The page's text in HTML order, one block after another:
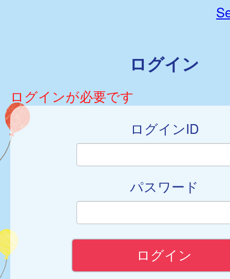
ログイン
ログインが必要です
ログインID
パスワード